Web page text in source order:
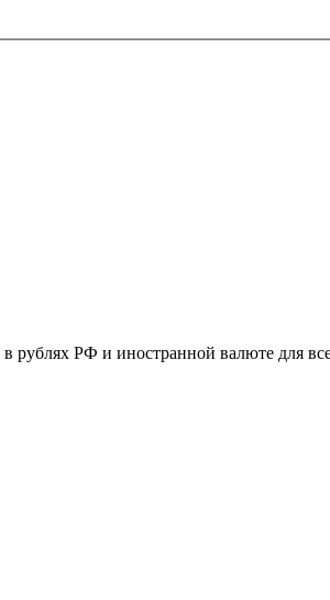
рублях РФ и иностранной валюте для